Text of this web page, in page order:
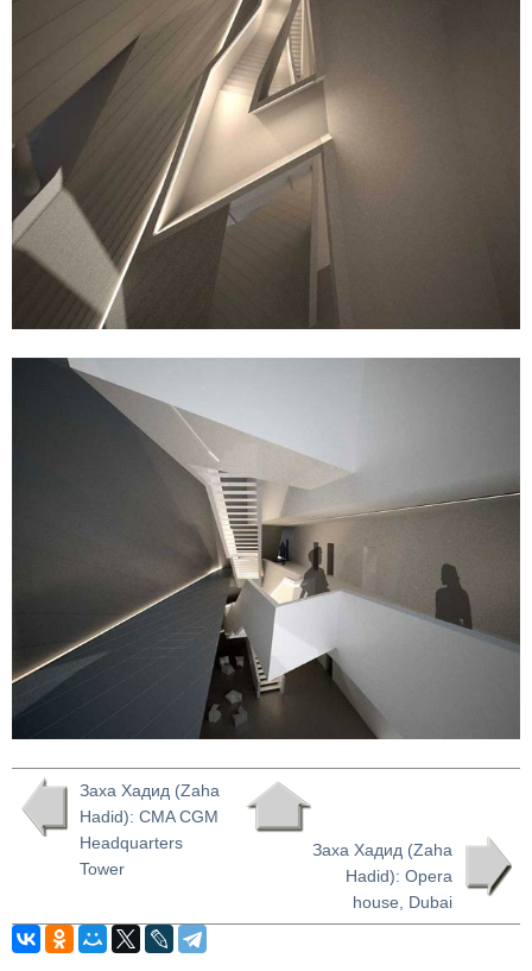
Заха Хадид (Zaha
Hadid): CMA CGM
Headquarters
Tower
Заха Хадид (Zaha
Hadid): Opera
house, Dubai